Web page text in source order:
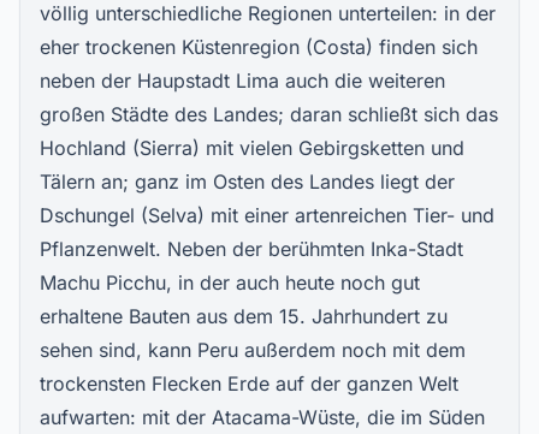
völlig unterschiedliche Regionen unterteilen: in der
eher trockenen Küstenregion (Costa) finden sich
neben der Haupstadt Lima auch die weiteren
großen Städte des Landes; daran schließt sich das
Hochland (Sierra) mit vielen Gebirgsketten und
Tälern an; ganz im Osten des Landes liegt der
Dschungel (Selva) mit einer artenreichen Tier- und
Pflanzenwelt. Neben der berühmten Inka-Stadt
Machu Picchu, in der auch heute noch gut
erhaltene Bauten aus dem 15. Jahrhundert zu
sehen sind, kann Peru außerdem noch mit dem
trockensten Flecken Erde auf der ganzen Welt
aufwarten: mit der Atacama-Wüste, die im Süden